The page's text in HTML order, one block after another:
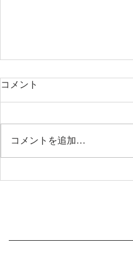
2026.3.3 BAILA 4月号の
コメント
コメントを追加…